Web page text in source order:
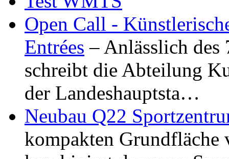
Open Call -
Entrées – Anlässlich
schreibt die Abteilung
der Landeshauptsta…
Neubau Q22
kompakten Grundfläche